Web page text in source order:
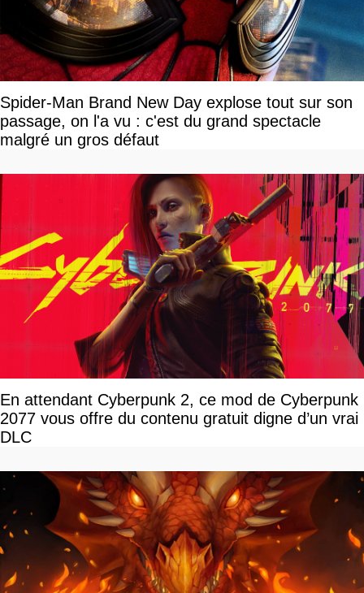
Spider-Man Brand New Day explose tout sur son
passage, on l'a vu : c'est du grand spectacle
malgré un gros défaut
En attendant Cyberpunk 2, ce mod de Cyberpunk
2077 vous offre du contenu gratuit digne d’un vrai
DLC